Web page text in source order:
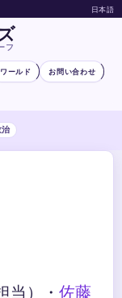
日本語
フ
ワールド お問い合わせ
治
当） ・ 佐藤